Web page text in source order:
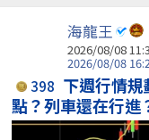
海龍王
2026/08/08
2026/08/08
398 下週行情
點？列車還在行進